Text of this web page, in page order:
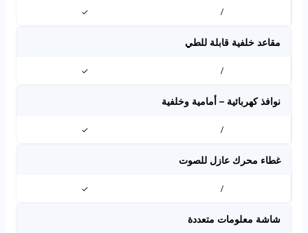
/
✓
مقاعد خلفية قابلة للطي
/
✓
نوافذ كهربائية – أمامية وخلفية
/
✓
غطاء محرك عازل للصوت
/
✓
شاشة معلومات متعددة